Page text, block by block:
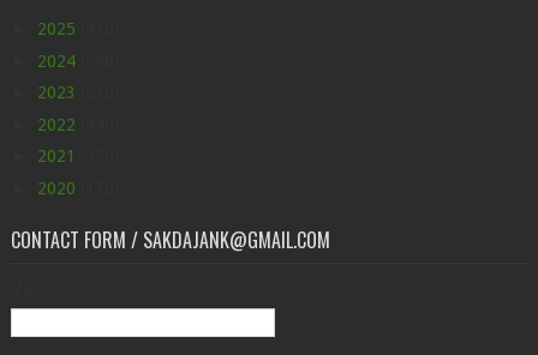
2025
2024
2023
2022
2021
2020
CONTACT FORM / SAKDAJANK@GMAIL.COM